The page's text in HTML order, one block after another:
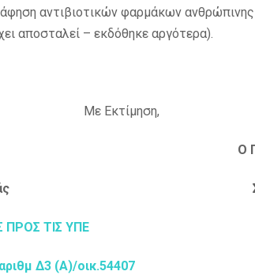
αντιβιοτικών φαρμάκων
αποσταλεί – εκδόθηκε αργότερα).
Με Εκτίμηση,
Ο Γεν.
Βαλτάς
ΠΡΟΣ ΤΙΣ ΥΠΕ
Δ3 (Α)/οικ.54407